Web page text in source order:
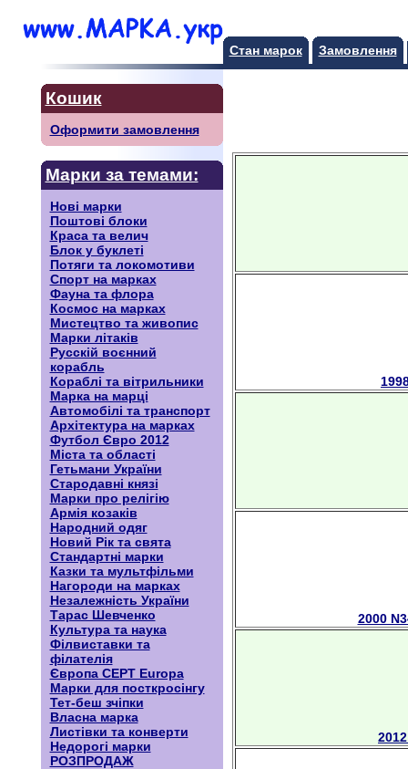
Стан марок Замовлення
Кошик
Оформити замовлення
Марки за темами:
Нові марки
Поштові блоки
Краса та велич
Блок у буклеті
Потяги та локомотиви
Спорт на марках
Фауна та флора
Космос на марках
Мистецтво та живопис
Марки літаків
Русскiй воєнний
корабль
Кораблі та вітрильники
Марка на марці
Автомобілі та транспорт
Архітектура на марках
Футбол Євро 2012
Міста та області
Гетьмани України
Стародавні князі
Марки про релігію
Армія козаків
Народний одяг
Новий Рік та свята
Стандартні марки
Казки та мультфільми
Нагороди на марках
Незалежність України
Тарас Шевченко
Культура та наука
Філвиставки та
філателія
Європа CEPT Europa
Марки для посткросінгу
Тет-беш зчіпки
Власна марка
Листівки та конверти
Недорогі марки
РОЗПРОДАЖ
2000